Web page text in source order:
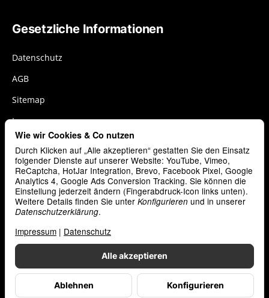
Gesetzliche Informationen
Datenschutz
AGB
Sitemap
Impressum
Widerrufsrecht
Cookies
Vertrag widerrufen
Zahlungsarten
Alle Preise inkl. gesetzlicher USt., zzgl.Versand
Alle akzeptieren
Ablehnen Konfigurieren
Wie wir Cookies & Co nutzen
Durch Klicken auf „Alle akzeptieren“ gestatten Sie den Einsatz
folgender Dienste auf unserer Website: YouTube, Vimeo,
ReCaptcha, HotJar Integration, Brevo, Facebook Pixel, Google
Analytics 4, Google Ads Conversion Tracking. Sie können die
Einstellung jederzeit ändern (Fingerabdruck-Icon links unten).
Weitere Details finden Sie unter Konfigurieren und in unserer
Datenschutzerklärung.
Impressum | Datenschutz